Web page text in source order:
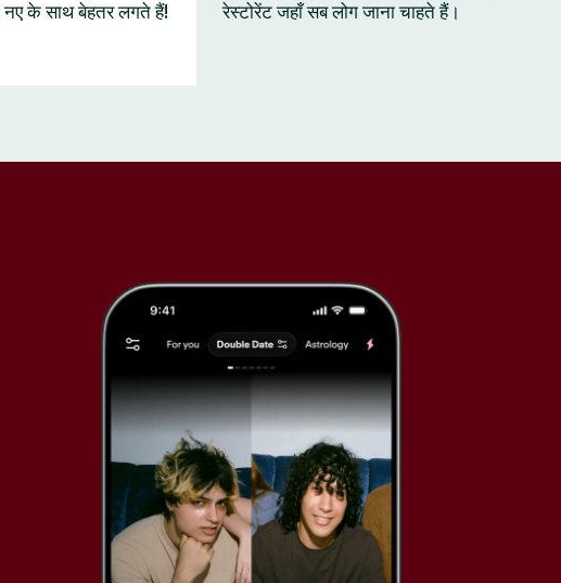
नए के साथ बेहतर लगते हैं!
रेस्टोरेंट जहाँ सब लोग जाना चाहते हैं।